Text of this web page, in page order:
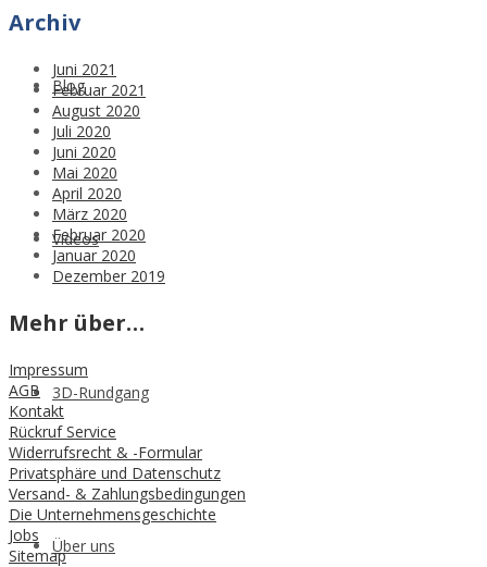
Blog
Videos
3D-Rundgang
Über uns
Archiv
Juni 2021
Februar 2021
August 2020
Juli 2020
Juni 2020
Mai 2020
April 2020
März 2020
Februar 2020
Januar 2020
Dezember 2019
Mehr über…
Impressum
AGB
Kontakt
Rückruf Service
Widerrufsrecht & -Formular
Privatsphäre und Datenschutz
Versand- & Zahlungsbedingungen
Die Unternehmensgeschichte
Jobs
Sitemap